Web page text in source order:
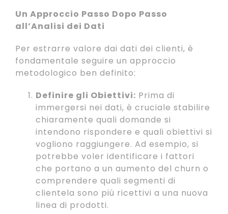
Un Approccio Passo Dopo Passo
all’Analisi dei Dati
Per estrarre valore dai dati dei clienti, è
fondamentale seguire un approccio
metodologico ben definito:
Definire gli Obiettivi: Prima di
immergersi nei dati, è cruciale stabilire
chiaramente quali domande si
intendono rispondere e quali obiettivi si
vogliono raggiungere. Ad esempio, si
potrebbe voler identificare i fattori
che portano a un aumento del churn o
comprendere quali segmenti di
clientela sono più ricettivi a una nuova
linea di prodotti.